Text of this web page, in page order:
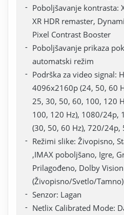
Poboljšavanje kontrasta:
XR HDR remaster,
Pixel Contrast Booster
Poboljšavanje prikaza
automatski režim
Podrška za video signal:
4096x2160p (24, 50, 60
25, 30, 50, 60, 100, 120
100, 120 Hz), 1080/24p,
(30, 50, 60 Hz), 720/24p,
Režimi slike: Živopisno,
,IMAX poboljšano, Igre,
Prilagođeno, Dolby Vision
(Živopisno/Svetlo/Tamno)
Senzor: Lagan
Netlix Calibrated Mode: